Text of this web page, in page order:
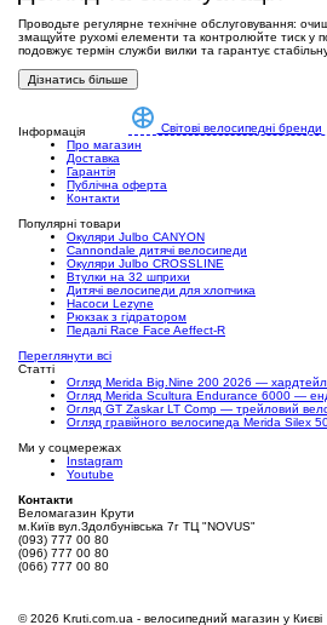
Проводьте регулярне технічне обслуговування:
змащуйте рухомі елементи та контролюйте тиск у
подовжує термін служби вилки та гарантує
Дізнатись більше
Світові велосипедні бренди
Інформація
Про магазин
Доставка
Гарантія
Публічна оферта
Контакти
Популярні товари
Окуляри Julbo CANYON
Cannondale дитячі велосипеди
Окуляри Julbo CROSSLINE
Втулки на 32 шприхи
Дитячі велосипеди для хлопчика
Насоси Lezyne
Рюкзак з гідратором
Педалі Race Face Aeffect-R
Переглянути всі
Статті
Огляд Merida Big.Nine 200 2026 — хардтейл
Огляд Merida Scultura Endurance 6000 —
Огляд GT Zaskar LT Comp — трейловий
Огляд гравійного велосипеда Merida Silex
Ми у соцмережах
Instagram
Youtube
Контакти
Веломагазин Крути
м.Київ вул.Здолбунівська 7г ТЦ "NOVUS"
(093) 777 00 80
(096) 777 00 80
(066) 777 00 80
©2026 Kruti.com.ua - велосипедний магазин у Києві